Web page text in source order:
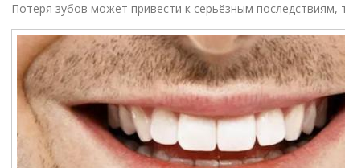
Потеря зубов может привести к серьёзным последствиям,